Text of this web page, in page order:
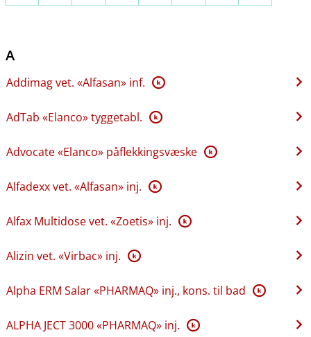
A
Addimag vet. «Alfasan» inf. K
AdTab «Elanco» tyggetabl. K
Advocate «Elanco» påflekkingsvæske K
Alfadexx vet. «Alfasan» inj. K
Alfax Multidose vet. «Zoetis» inj. K
Alizin vet. «Virbac» inj. K
Alpha ERM Salar «PHARMAQ» inj., kons. til bad K
ALPHA JECT 3000 «PHARMAQ» inj. K